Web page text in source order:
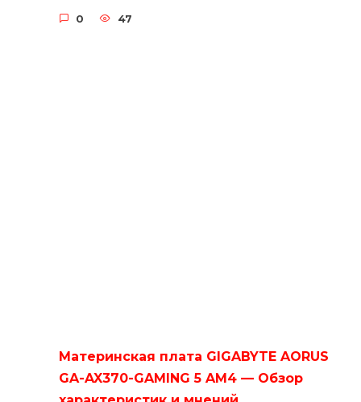
0 47
Материнская плата GIGABYTE AORUS
GA-AX370-GAMING 5 AM4 — Обзор